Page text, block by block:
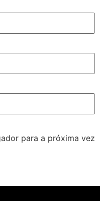
para a próxima vez